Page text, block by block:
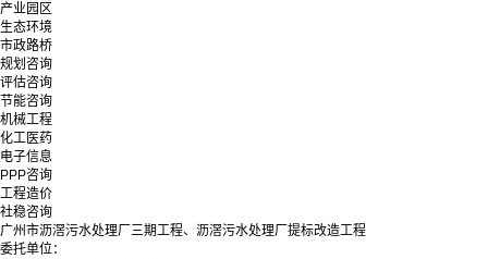
产业园区
生态环境
市政路桥
规划咨询
评估咨询
节能咨询
机械工程
化工医药
电子信息
PPP咨询
工程造价
社稳咨询
广州市沥滘污水处理厂三期工程、沥滘污水处理厂提标改造工程
委托单位：